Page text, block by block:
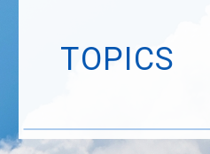
TOPICS